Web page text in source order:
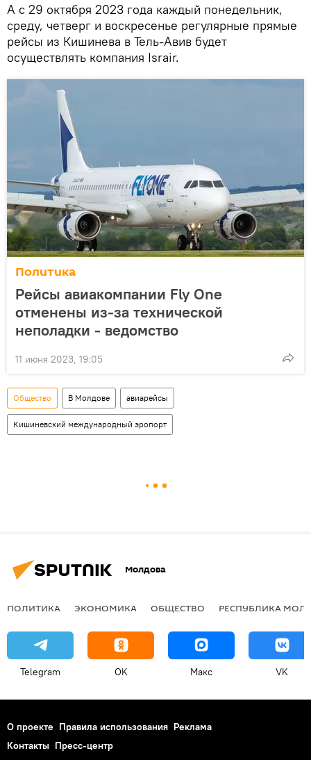
А с 29 октября 2023 года каждый понедельник,
среду, четверг и воскресенье регулярные прямые
рейсы из Кишинева в Тель-Авив будет
осуществлять компания Israir.
Политика
Рейсы авиакомпании Fly One
отменены из-за технической
неполадки - ведомство
11 июня 2023, 19:05
Общество В Молдове авиарейсы
Кишиневский международный эропорт
Молдова
ПОЛИТИКА ЭКОНОМИКА ОБЩЕСТВО РЕСПУБЛИКА
Telegram OK Макс VK
О проекте Правила использования Реклама
Контакты Пресс-центр